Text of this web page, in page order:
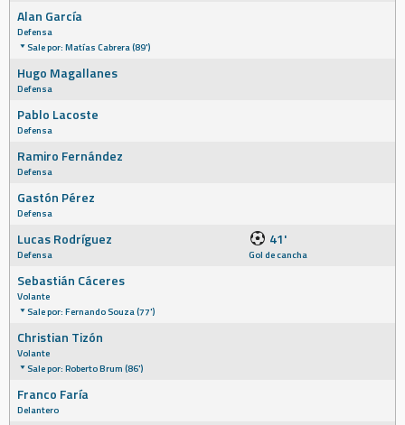
Alan García
Defensa
Sale por: Matías Cabrera (89')
Hugo Magallanes
Defensa
Pablo Lacoste
Defensa
Ramiro Fernández
Defensa
Gastón Pérez
Defensa
Lucas Rodríguez
Defensa
41'
Gol de cancha
Sebastián Cáceres
Volante
Sale por: Fernando Souza (77')
Christian Tizón
Volante
Sale por: Roberto Brum (86')
Franco Faría
Delantero